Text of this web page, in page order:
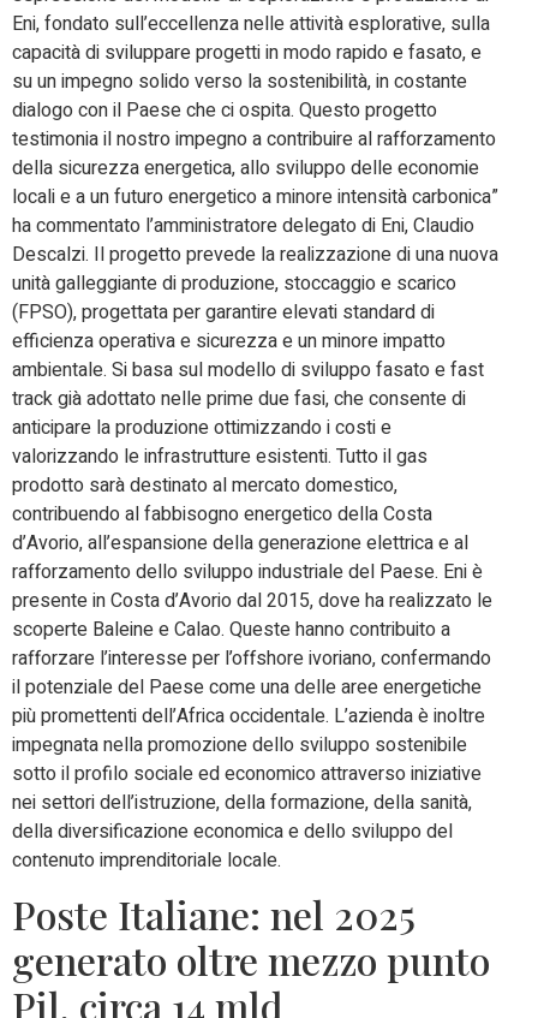
Eni, fondato sull’eccellenza nelle attività esplorative, sulla
capacità di sviluppare progetti in modo rapido e fasato, e
su un impegno solido verso la sostenibilità, in costante
dialogo con il Paese che ci ospita. Questo progetto
testimonia il nostro impegno a contribuire al rafforzamento
della sicurezza energetica, allo sviluppo delle economie
locali e a un futuro energetico a minore intensità carbonica”
ha commentato l’amministratore delegato di Eni, Claudio
Descalzi. Il progetto prevede la realizzazione di una nuova
unità galleggiante di produzione, stoccaggio e scarico
(FPSO), progettata per garantire elevati standard di
efficienza operativa e sicurezza e un minore impatto
ambientale. Si basa sul modello di sviluppo fasato e fast
track già adottato nelle prime due fasi, che consente di
anticipare la produzione ottimizzando i costi e
valorizzando le infrastrutture esistenti. Tutto il gas
prodotto sarà destinato al mercato domestico,
contribuendo al fabbisogno energetico della Costa
d’Avorio, all’espansione della generazione elettrica e al
rafforzamento dello sviluppo industriale del Paese. Eni è
presente in Costa d’Avorio dal 2015, dove ha realizzato le
scoperte Baleine e Calao. Queste hanno contribuito a
rafforzare l’interesse per l’offshore ivoriano, confermando
il potenziale del Paese come una delle aree energetiche
più promettenti dell’Africa occidentale. L’azienda è inoltre
impegnata nella promozione dello sviluppo sostenibile
sotto il profilo sociale ed economico attraverso iniziative
nei settori dell’istruzione, della formazione, della sanità,
della diversificazione economica e dello sviluppo del
contenuto imprenditoriale locale.
Poste Italiane: nel 2025
generato oltre mezzo punto
Pil, circa 14 mld